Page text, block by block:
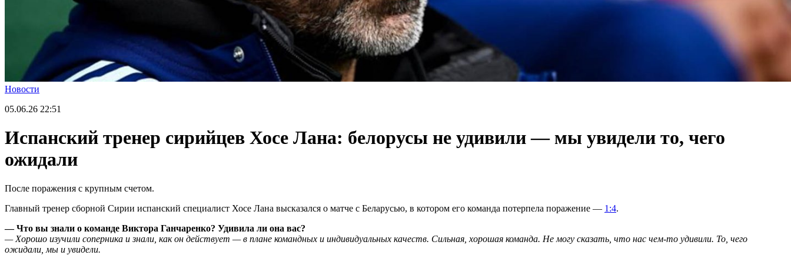
Новости
05.06.26 22:51
Испанский тренер сирийцев Хосе Лана: белорусы не удивили — мы увидели то, чего
ожидали
После поражения с крупным счетом.
Главный тренер сборной Сирии испанский специалист Хосе Лана высказался о матче с Беларусью, в котором его команда потерпела поражение — 1:4.
— Что вы знали о команде Виктора Ганчаренко? Удивила ли она вас?
— Хорошо изучили соперника и знали, как он действует — в плане командных и индивидуальных качеств. Сильная, хорошая команда. Не могу сказать, что нас чем-то удивили. То, чего
ожидали, мы и увидели.